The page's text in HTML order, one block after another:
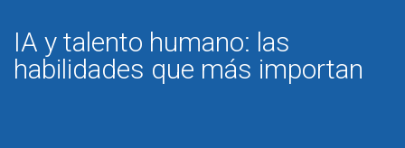
IA y talento humano: las
habilidades que más importan